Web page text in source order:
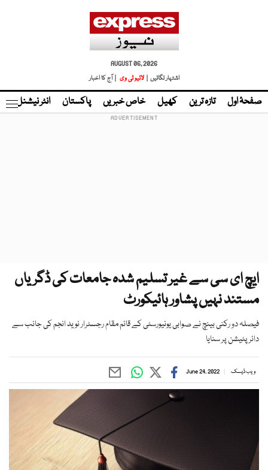
AUGUST 06, 2026
اشتہار لگائیں |
لائیو ٹی وی | آج کا اخبار
صفحۂ اول تازہ ترین کھیل خاص خبریں پاکستان انٹر نیشنل
ایچ ای سی سے غیر تسلیم شدہ جامعات کی ڈگریاں
مستند نہیں پشاور ہائیکورٹ
فیصلہ دو رکنی بینچ نے صوابی یونیورسٹی کے قائم مقام رجسٹرار نوید انجم کی جانب سے
دائر پٹیشن پر سنایا
ویب ڈیسک June 24, 2022